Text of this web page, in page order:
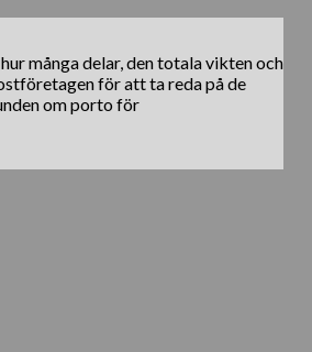
många delar, den totala vikten och
för att ta reda på de
om porto för